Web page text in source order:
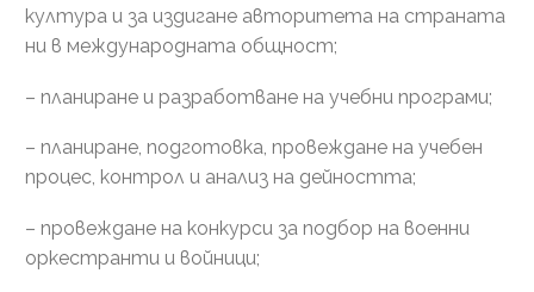
култура и за издигане авторитета на страната
ни в международната общност;
– планиране и разработване на учебни програми;
– планиране, подготовка, провеждане на учебен
процес, контрол и анализ на дейността;
– провеждане на конкурси за подбор на военни
оркестранти и войници;